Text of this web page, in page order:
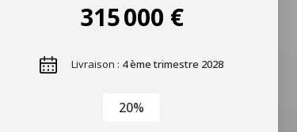
315 000 €
Livraison : 4 ème trimestre 2028
20%